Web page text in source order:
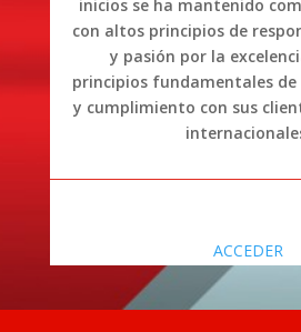
inicios se ha mantenido
con altos principios de
y pasión por la
principios fundamentales de
y cumplimiento con sus
ACCEDER